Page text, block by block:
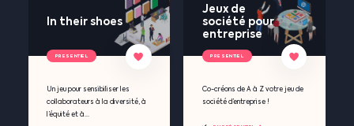
In their shoes
Un jeu pour sensibiliser les
collaborateurs à la diversité, à
l’équité et à...
PRESENTIEL
Jeux de
société pour
entreprise
Co-créons de A à Z votre jeu de
société d’entreprise !
PRESENTIEL